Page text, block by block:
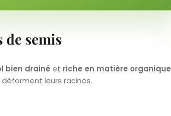
semis
bien drainé et riche en matière organique
leurs racines.